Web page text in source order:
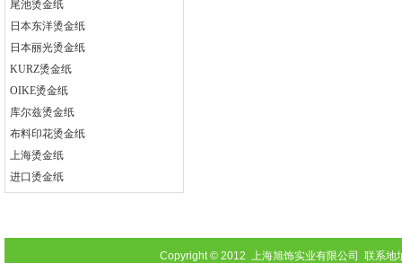
尾池烫金纸
日本东洋烫金纸
日本丽光烫金纸
KURZ烫金纸
OIKE烫金纸
库尔兹烫金纸
布料印花烫金纸
上海烫金纸
进口烫金纸
Copyright © 2012 上海旭饰实业有限公司 联系地